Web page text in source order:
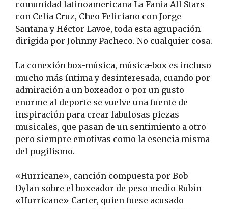
comunidad latinoamericana La Fania All Stars
con Celia Cruz, Cheo Feliciano con Jorge
Santana y Héctor Lavoe, toda esta agrupación
dirigida por Johnny Pacheco. No cualquier cosa.
La conexión box-música, música-box es incluso
mucho más íntima y desinteresada, cuando por
admiración a un boxeador o por un gusto
enorme al deporte se vuelve una fuente de
inspiración para crear fabulosas piezas
musicales, que pasan de un sentimiento a otro
pero siempre emotivas como la esencia misma
del pugilismo.
«Hurricane», canción compuesta por Bob
Dylan sobre el boxeador de peso medio Rubin
«Hurricane» Carter, quien fuese acusado